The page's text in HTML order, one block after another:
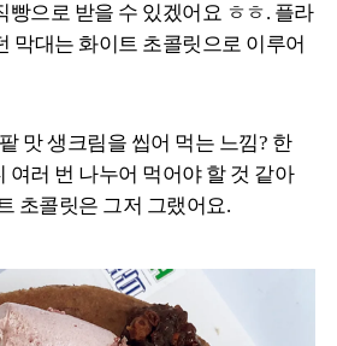
빵으로 받을 수 있겠어요 ㅎㅎ. 플라
막대는 화이트 초콜릿으로 이루어
맛 생크림을 씹어 먹는 느낌? 한
여러 번 나누어 먹어야 할 것 같아
초콜릿은 그저 그랬어요.